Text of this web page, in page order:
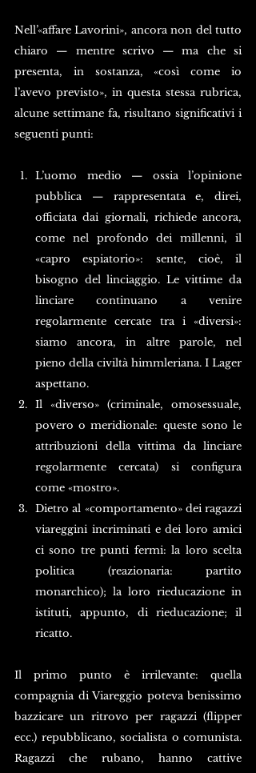
Nell’«affare Lavorini», ancora non del tutto
chiaro — mentre scrivo — ma che si
presenta, in sostanza, «così come io
l’avevo previsto», in questa stessa rubrica,
alcune settimane fa, risultano significativi i
seguenti punti:
L’uomo medio — ossia l’opinione
pubblica — rappresentata e, direi,
officiata dai giornali, richiede ancora,
come nel profondo dei millenni, il
«capro espiatorio»: sente, cioè, il
bisogno del linciaggio. Le vittime da
linciare continuano a venire
regolarmente cercate tra i «diversi»:
siamo ancora, in altre parole, nel
pieno della civiltà himmleriana. I Lager
aspettano.
Il «diverso» (criminale, omosessuale,
povero o meridionale: queste sono le
attribuzioni della vittima da linciare
regolarmente cercata) si configura
come «mostro».
Dietro al «comportamento» dei ragazzi
viareggini incriminati e dei loro amici
ci sono tre punti fermi: la loro scelta
politica (reazionaria: partito
monarchico); la loro rieducazione in
istituti, appunto, di rieducazione; il
ricatto.
Il primo punto è irrilevante: quella
compagnia di Viareggio poteva benissimo
bazzicare un ritrovo per ragazzi (flipper
ecc.) repubblicano, socialista o comunista.
Ragazzi che rubano, hanno cattive